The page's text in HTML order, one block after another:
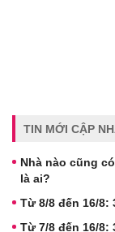
TIN MỚI CẬP
Nhà nào cũng
là ai?
Từ 8/8 đến 16/8:
Từ 7/8 đến 16/